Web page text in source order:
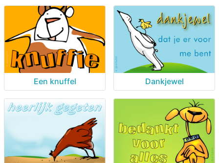
Een knuffel Dankjewel